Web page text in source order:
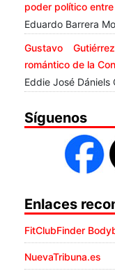
poder político
Eduardo Barrera
Gustavo
romántico de la
Eddie José
Síguenos
Enlaces
FitClubFinder
NuevaTribuna.es